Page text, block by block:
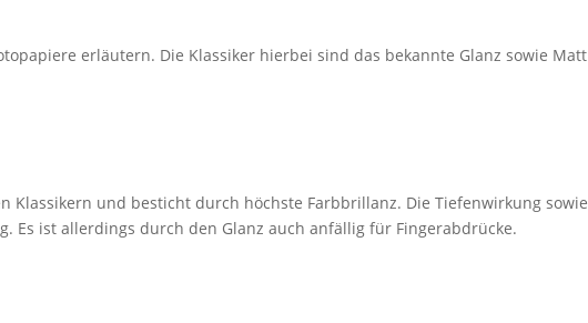
erläutern. Die Klassiker hierbei sind das bekannte Glanz sowie Matt
Klassikern und besticht durch höchste Farbbrillanz. Die Tiefenwirkung sowie
Es ist allerdings durch den Glanz auch anfällig für Fingerabdrücke.